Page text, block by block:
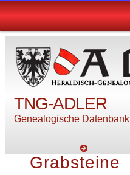
TNG-ADLER
Genealogische Datenbank
Grabsteine